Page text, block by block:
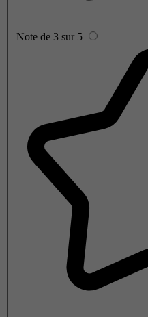
Note de 3 sur 5